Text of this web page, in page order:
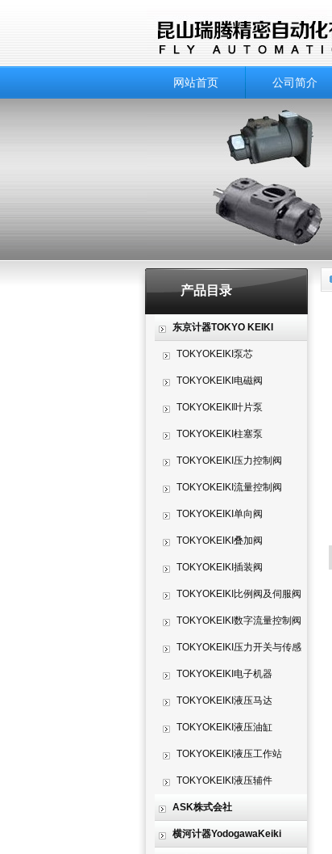
网站首页 公司简介
产品目录
东京计器TOKYO KEIKI
TOKYOKEIKI泵芯
TOKYOKEIKI电磁阀
TOKYOKEIKI叶片泵
TOKYOKEIKI柱塞泵
TOKYOKEIKI压力控制阀
TOKYOKEIKI流量控制阀
TOKYOKEIKI单向阀
TOKYOKEIKI叠加阀
TOKYOKEIKI插装阀
TOKYOKEIKI比例阀及伺服阀
TOKYOKEIKI数字流量控制阀
TOKYOKEIKI压力开关与传感
器 TOKYOKEIKI电子机器
TOKYOKEIKI液压马达
TOKYOKEIKI液压油缸
TOKYOKEIKI液压工作站
TOKYOKEIKI液压辅件
ASK株式会社
横河计器YodogawaKeiki